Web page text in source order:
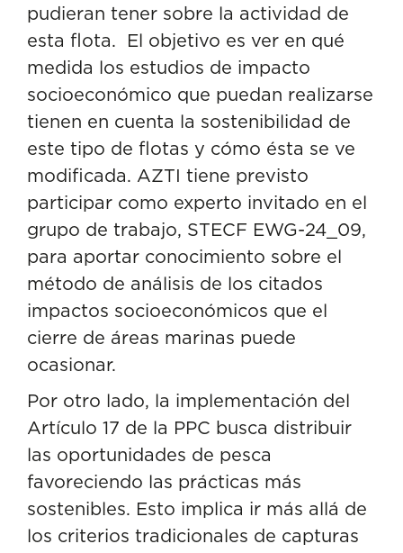
pudieran tener sobre la actividad de
esta flota. El objetivo es ver en qué
medida los estudios de impacto
socioeconómico que puedan realizarse
tienen en cuenta la sostenibilidad de
este tipo de flotas y cómo ésta se ve
modificada. AZTI tiene previsto
participar como experto invitado en el
grupo de trabajo, STECF EWG-24_09,
para aportar conocimiento sobre el
método de análisis de los citados
impactos socioeconómicos que el
cierre de áreas marinas puede
ocasionar.
Por otro lado, la implementación del
Artículo 17 de la PPC busca distribuir
las oportunidades de pesca
favoreciendo las prácticas más
sostenibles. Esto implica ir más allá de
los criterios tradicionales de capturas